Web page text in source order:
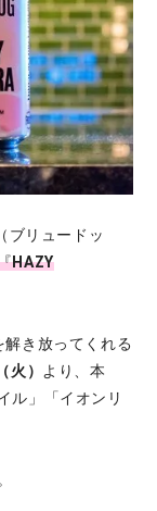
ブリュードッ
HAZY
き放ってくれる
火）
より、本
ル」「イオンリ